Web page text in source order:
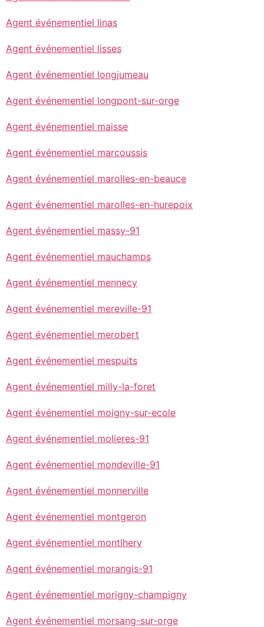
Agent événementiel linas
Agent événementiel lisses
Agent événementiel longjumeau
Agent événementiel longpont-sur-orge
Agent événementiel maisse
Agent événementiel marcoussis
Agent événementiel marolles-en-beauce
Agent événementiel marolles-en-hurepoix
Agent événementiel massy-91
Agent événementiel mauchamps
Agent événementiel mennecy
Agent événementiel mereville-91
Agent événementiel merobert
Agent événementiel mespuits
Agent événementiel milly-la-foret
Agent événementiel moigny-sur-ecole
Agent événementiel molieres-91
Agent événementiel mondeville-91
Agent événementiel monnerville
Agent événementiel montgeron
Agent événementiel montlhery
Agent événementiel morangis-91
Agent événementiel morigny-champigny
Agent événementiel morsang-sur-orge